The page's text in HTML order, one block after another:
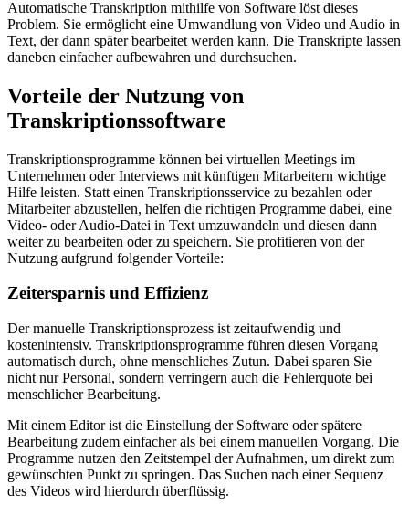
Automatische Transkription mithilfe von Software löst dieses
Problem. Sie ermöglicht eine Umwandlung von Video und Audio in
Text, der dann später bearbeitet werden kann. Die Transkripte lassen
daneben einfacher aufbewahren und durchsuchen.
Vorteile der Nutzung von
Transkriptionssoftware
Transkriptionsprogramme können bei virtuellen Meetings im
Unternehmen oder Interviews mit künftigen Mitarbeitern wichtige
Hilfe leisten. Statt einen Transkriptionsservice zu bezahlen oder
Mitarbeiter abzustellen, helfen die richtigen Programme dabei, eine
Video- oder Audio-Datei in Text umzuwandeln und diesen dann
weiter zu bearbeiten oder zu speichern. Sie profitieren von der
Nutzung aufgrund folgender Vorteile:
Zeitersparnis und Effizienz
Der manuelle Transkriptionsprozess ist zeitaufwendig und
kostenintensiv. Transkriptionsprogramme führen diesen Vorgang
automatisch durch, ohne menschliches Zutun. Dabei sparen Sie
nicht nur Personal, sondern verringern auch die Fehlerquote bei
menschlicher Bearbeitung.
Mit einem Editor ist die Einstellung der Software oder spätere
Bearbeitung zudem einfacher als bei einem manuellen Vorgang. Die
Programme nutzen den Zeitstempel der Aufnahmen, um direkt zum
gewünschten Punkt zu springen. Das Suchen nach einer Sequenz
des Videos wird hierdurch überflüssig.